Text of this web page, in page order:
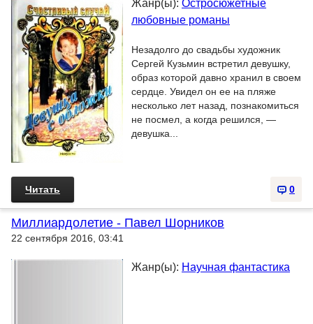
Жанр(ы): Остросюжетные
любовные романы
Незадолго до свадьбы художник
Сергей Кузьмин встретил девушку,
образ которой давно хранил в своем
сердце. Увидел он ее на пляже
несколько лет назад, познакомиться
не посмел, а когда решился, —
девушка...
0
Читать
Миллиардолетие - Павел Шорников
22 сентября 2016, 03:41
Жанр(ы): Научная фантастика